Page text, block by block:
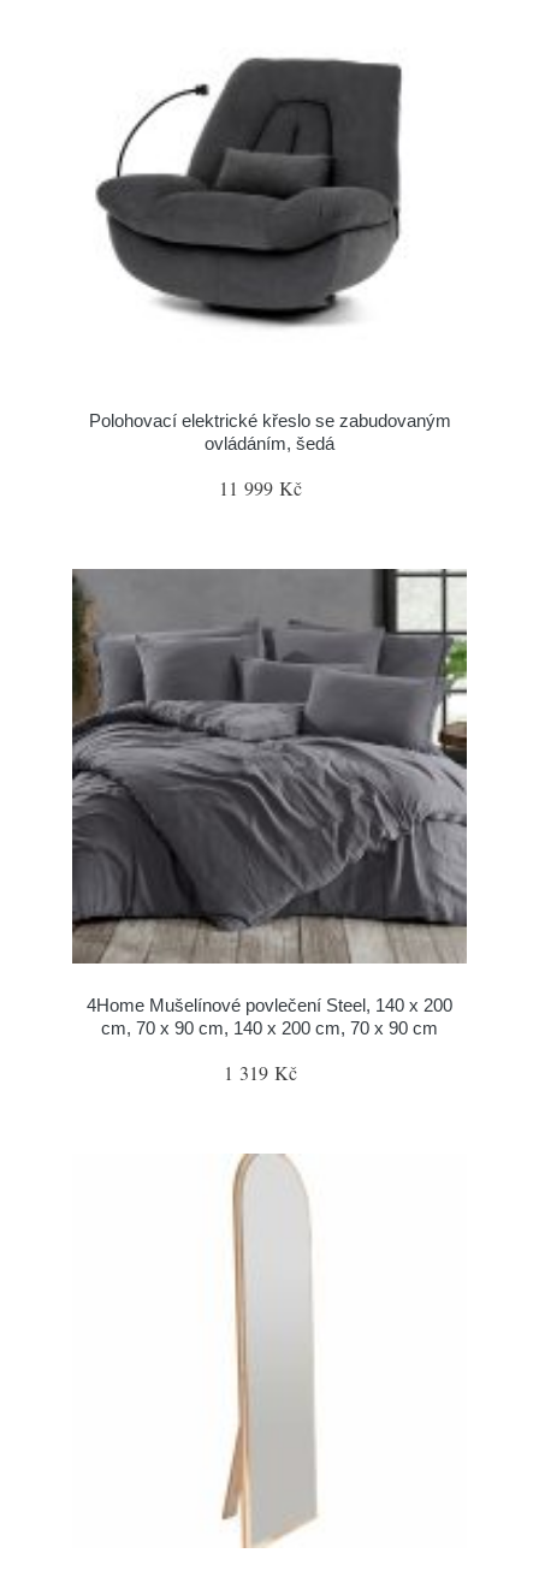
Polohovací elektrické křeslo se zabudovaným
ovládáním, šedá
11 999 Kč
4Home Mušelínové povlečení Steel, 140 x 200
cm, 70 x 90 cm, 140 x 200 cm, 70 x 90 cm
1 319 Kč